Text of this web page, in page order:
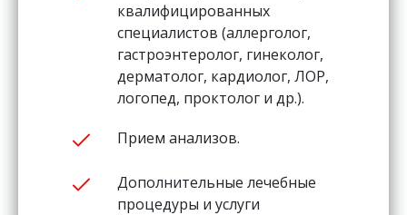
квалифицированных
специалистов (аллерголог,
гастроэнтеролог, гинеколог,
дерматолог, кардиолог, ЛОР,
логопед, проктолог и др.).
Прием анализов.
Дополнительные лечебные
процедуры и услуги